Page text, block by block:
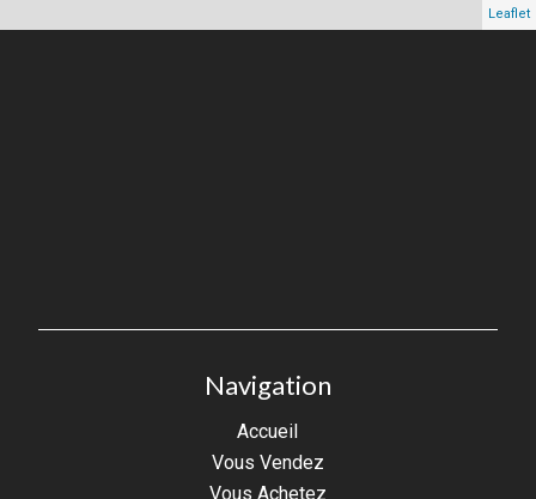
Leaflet
Navigation
Accueil
Vous Vendez
Vous Achetez